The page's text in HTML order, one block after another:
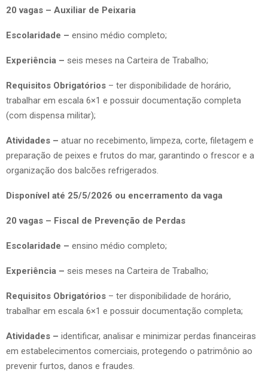
20 vagas – Auxiliar de Peixaria
Escolaridade – ensino médio completo;
Experiência – seis meses na Carteira de Trabalho;
Requisitos Obrigatórios – ter disponibilidade de horário,
trabalhar em escala 6×1 e possuir documentação completa
(com dispensa militar);
Atividades – atuar no recebimento, limpeza, corte, filetagem e
preparação de peixes e frutos do mar, garantindo o frescor e a
organização dos balcões refrigerados.
Disponível até 25/5/2026 ou encerramento da vaga
20 vagas – Fiscal de Prevenção de Perdas
Escolaridade – ensino médio completo;
Experiência – seis meses na Carteira de Trabalho;
Requisitos Obrigatórios – ter disponibilidade de horário,
trabalhar em escala 6×1 e possuir documentação completa;
Atividades – identificar, analisar e minimizar perdas financeiras
em estabelecimentos comerciais, protegendo o patrimônio ao
prevenir furtos, danos e fraudes.